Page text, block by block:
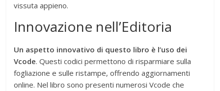
vissuta appieno.
Innovazione nell’Editoria
Un aspetto innovativo di questo libro è l’uso dei
Vcode. Questi codici permettono di risparmiare sulla
fogliazione e sulle ristampe, offrendo aggiornamenti
online. Nel libro sono presenti numerosi Vcode che